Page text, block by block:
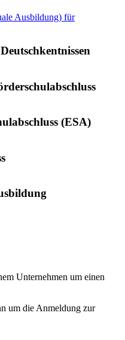
Ausbildung) für
(ESA)
Unternehmen um einen
um die Anmeldung zur